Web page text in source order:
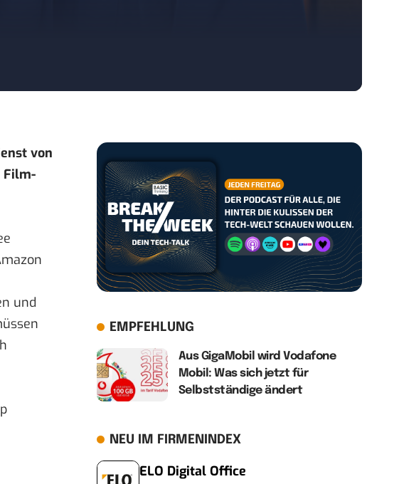
von
Film-
und
EMPFEHLUNG
Aus GigaMobil wird Vodafone
Mobil: Was sich jetzt für
Selbstständige ändert
NEU IM FIRMENINDEX
ELO Digital Office